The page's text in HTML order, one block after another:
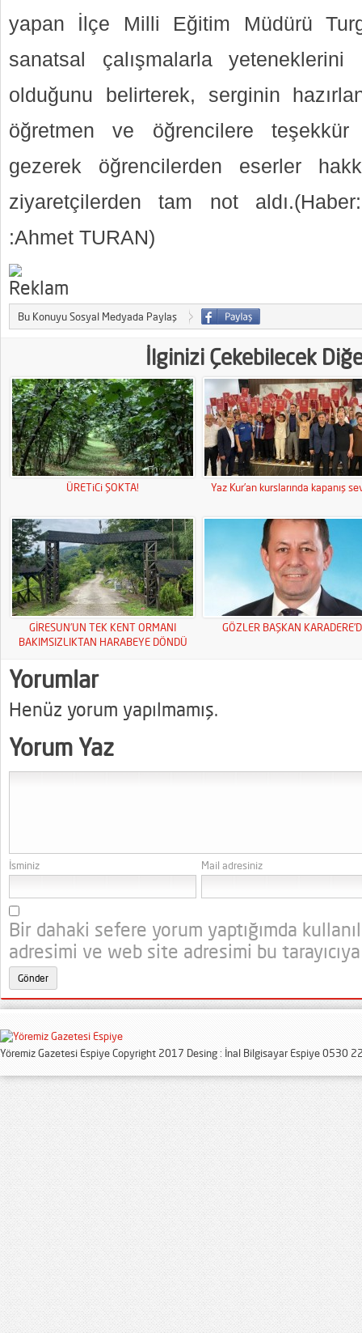
yapan İlçe Milli Eğitim Müdürü
sanatsal çalışmalarla yeteneklerini
olduğunu belirterek, serginin
öğretmen ve öğrencilere teşekkür
gezerek öğrencilerden eserler
ziyaretçilerden tam not
:Ahmet TURAN)
Bu Konuyu Sosyal Medyada Paylaş
İlginizi Çekebilecek
ÜRETiCi ŞOKTA! Yaz Kur’an kurslarında kapanış
GİRESUN’UN TEK KENT ORMANI
BAKIMSIZLIKTAN HARABEYE DÖNDÜ
GÖZLER BAŞKAN
Yorumlar
Henüz yorum yapılmamış.
Yorum Yaz
İsminiz Mail adresiniz
Bir dahaki sefere yorum yaptığımda
adresimi ve web site adresimi bu
Yöremiz Gazetesi Espiye Copyright 2017 Desing : İnal Bilgisayar Espiye 0530